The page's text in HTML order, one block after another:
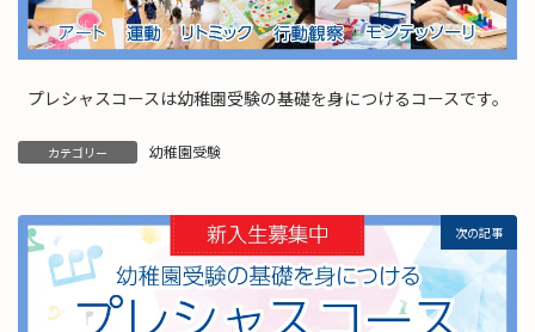
プレシャスコースは幼稚園受験の基礎を身につけるコースです。
カテゴリー 幼稚園受験
次の記事